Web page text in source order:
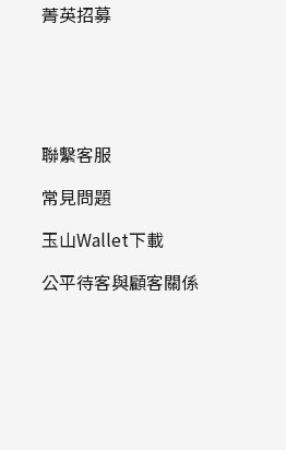
菁英招募
聯繫客服
常見問題
玉山Wallet下載
公平待客與顧客關係